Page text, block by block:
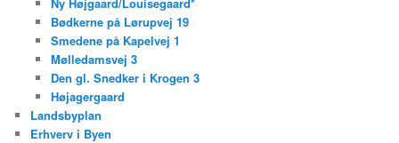
Bødkerne på Lørupvej 19
Smedene på Kapelvej 1
Mølledamsvej 3
Den gl. Snedker i Krogen 3
Højagergaard
Landsbyplan
Erhverv i Byen